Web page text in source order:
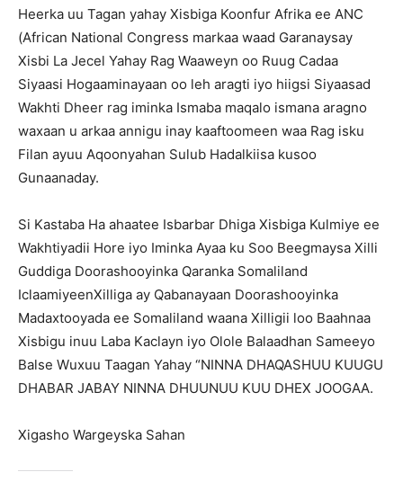
Heerka uu Tagan yahay Xisbiga Koonfur Afrika ee ANC
(African National Congress markaa waad Garanaysay
Xisbi La Jecel Yahay Rag Waaweyn oo Ruug Cadaa
Siyaasi Hogaaminayaan oo leh aragti iyo hiigsi Siyaasad
Wakhti Dheer rag iminka Ismaba maqalo ismana aragno
waxaan u arkaa annigu inay kaaftoomeen waa Rag isku
Filan ayuu Aqoonyahan Sulub Hadalkiisa kusoo
Gunaanaday.
Si Kastaba Ha ahaatee Isbarbar Dhiga Xisbiga Kulmiye ee
Wakhtiyadii Hore iyo Iminka Ayaa ku Soo Beegmaysa Xilli
Guddiga Doorashooyinka Qaranka Somaliland
IclaamiyeenXilliga ay Qabanayaan Doorashooyinka
Madaxtooyada ee Somaliland waana Xilligii loo Baahnaa
Xisbigu inuu Laba Kaclayn iyo Olole Balaadhan Sameeyo
Balse Wuxuu Taagan Yahay “NINNA DHAQASHUU KUUGU
DHABAR JABAY NINNA DHUUNUU KUU DHEX JOOGAA.
Xigasho Wargeyska Sahan